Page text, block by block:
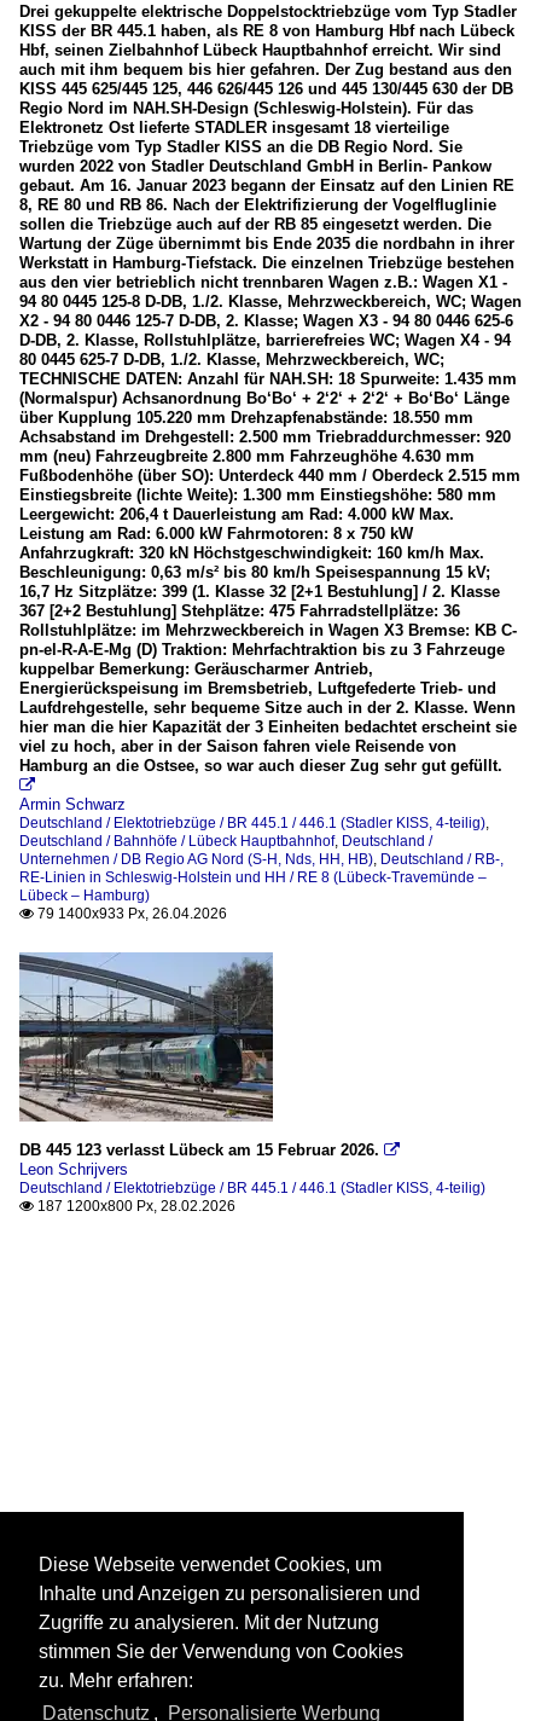
Drei gekuppelte elektrische Doppelstocktriebzüge vom Typ Stadler
KISS der BR 445.1 haben, als RE 8 von Hamburg Hbf nach Lübeck
Hbf, seinen Zielbahnhof Lübeck Hauptbahnhof erreicht. Wir sind
auch mit ihm bequem bis hier gefahren. Der Zug bestand aus den
KISS 445 625/445 125, 446 626/445 126 und 445 130/445 630 der DB
Regio Nord im NAH.SH-Design (Schleswig-Holstein). Für das
Elektronetz Ost lieferte STADLER insgesamt 18 vierteilige
Triebzüge vom Typ Stadler KISS an die DB Regio Nord. Sie
wurden 2022 von Stadler Deutschland GmbH in Berlin- Pankow
gebaut. Am 16. Januar 2023 begann der Einsatz auf den Linien RE
8, RE 80 und RB 86. Nach der Elektrifizierung der Vogelfluglinie
sollen die Triebzüge auch auf der RB 85 eingesetzt werden. Die
Wartung der Züge übernimmt bis Ende 2035 die nordbahn in ihrer
Werkstatt in Hamburg-Tiefstack. Die einzelnen Triebzüge bestehen
aus den vier betrieblich nicht trennbaren Wagen z.B.: Wagen X1 -
94 80 0445 125-8 D-DB, 1./2. Klasse, Mehrzweckbereich, WC; Wagen
X2 - 94 80 0446 125-7 D-DB, 2. Klasse; Wagen X3 - 94 80 0446 625-6
D-DB, 2. Klasse, Rollstuhlplätze, barrierefreies WC; Wagen X4 - 94
80 0445 625-7 D-DB, 1./2. Klasse, Mehrzweckbereich, WC;
TECHNISCHE DATEN: Anzahl für NAH.SH: 18 Spurweite: 1.435 mm
(Normalspur) Achsanordnung Bo‘Bo‘ + 2‘2‘ + 2‘2‘ + Bo‘Bo‘ Länge
über Kupplung 105.220 mm Drehzapfenabstände: 18.550 mm
Achsabstand im Drehgestell: 2.500 mm Triebraddurchmesser: 920
mm (neu) Fahrzeugbreite 2.800 mm Fahrzeughöhe 4.630 mm
Fußbodenhöhe (über SO): Unterdeck 440 mm / Oberdeck 2.515 mm
Einstiegsbreite (lichte Weite): 1.300 mm Einstiegshöhe: 580 mm
Leergewicht: 206,4 t Dauerleistung am Rad: 4.000 kW Max.
Leistung am Rad: 6.000 kW Fahrmotoren: 8 x 750 kW
Anfahrzugkraft: 320 kN Höchstgeschwindigkeit: 160 km/h Max.
Beschleunigung: 0,63 m/s² bis 80 km/h Speisespannung 15 kV;
16,7 Hz Sitzplätze: 399 (1. Klasse 32 [2+1 Bestuhlung] / 2. Klasse
367 [2+2 Bestuhlung] Stehplätze: 475 Fahrradstellplätze: 36
Rollstuhlplätze: im Mehrzweckbereich in Wagen X3 Bremse: KB C-
pn-el-R-A-E-Mg (D) Traktion: Mehrfachtraktion bis zu 3 Fahrzeuge
kuppelbar Bemerkung: Geräuscharmer Antrieb,
Energierückspeisung im Bremsbetrieb, Luftgefederte Trieb- und
Laufdrehgestelle, sehr bequeme Sitze auch in der 2. Klasse. Wenn
hier man die hier Kapazität der 3 Einheiten bedachtet erscheint sie
viel zu hoch, aber in der Saison fahren viele Reisende von
Hamburg an die Ostsee, so war auch dieser Zug sehr gut gefüllt.

Armin Schwarz
Deutschland / Elektotriebzüge / BR 445.1 / 446.1 (Stadler KISS, 4-teilig),
Deutschland / Bahnhöfe / Lübeck Hauptbahnhof, Deutschland /
Unternehmen / DB Regio AG Nord (S-H, Nds, HH, HB), Deutschland / RB-,
RE-Linien in Schleswig-Holstein und HH / RE 8 (Lübeck-Travemünde –
Lübeck – Hamburg)
 79 1400x933 Px, 26.04.2026
DB 445 123 verlasst Lübeck am 15 Februar 2026. 
Leon Schrijvers
Deutschland / Elektotriebzüge / BR 445.1 / 446.1 (Stadler KISS, 4-teilig)
 187 1200x800 Px, 28.02.2026
Diese Webseite verwendet Cookies, um
Inhalte und Anzeigen zu personalisieren und
Zugriffe zu analysieren. Mit der Nutzung
stimmen Sie der Verwendung von Cookies
zu. Mehr erfahren:
Datenschutz , Personalisierte Werbung